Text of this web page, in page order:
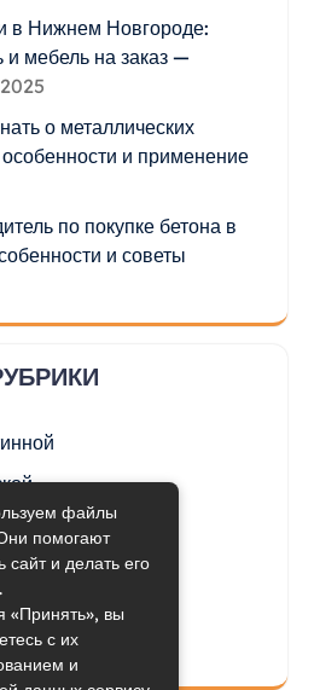
в Нижнем Новгороде:
мебель на заказ —
о металлических
и применение
по покупке бетона в
и советы
файлы
помогают
сайт и делать его
«Принять», вы
с их
и